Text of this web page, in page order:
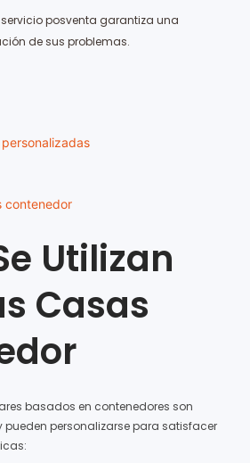
servicio posventa garantiza una
de sus problemas.
Utilizan
Casas
basados ​​en contenedores son
personalizarse para satisfacer